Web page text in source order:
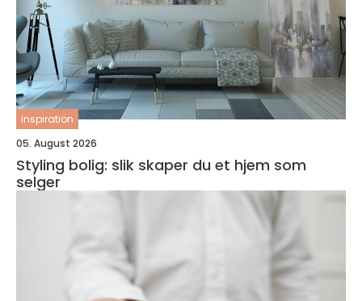
inspiration
05. August 2026
Styling bolig: slik skaper du et hjem som
selger